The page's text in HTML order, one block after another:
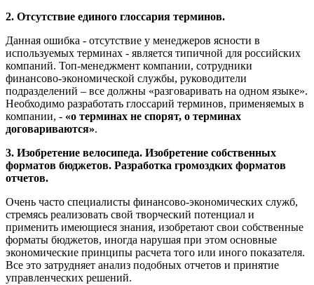
2. Отсутствие единого глоссария терминов.
Данная ошибка - отсутствие у менеджеров ясности в
используемых терминах - является типичной для российских
компаний. Топ-менеджмент компании, сотрудники
финансово-экономической службы, руководители
подразделений – все должны «разговаривать на одном языке».
Необходимо разработать глоссарий терминов, применяемых в
компании, - «о терминах не спорят, о терминах
договариваются».
3. Изобретение велосипеда. Изобретение собственных
форматов бюджетов. Разработка громоздких форматов
отчетов.
Очень часто специалисты финансово-экономических служб,
стремясь реализовать свой творческий потенциал и
применить имеющиеся знания, изобретают свои собственные
форматы бюджетов, иногда нарушая при этом основные
экономические принципы расчета того или иного показателя.
Все это затрудняет анализ подобных отчетов и принятие
управленческих решений.